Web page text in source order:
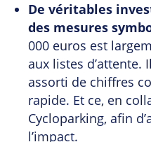
De véritables
des mesures
000 euros est
aux listes
assorti de chiffres
rapide. Et ce, en
Cycloparking, afin
l’impact.